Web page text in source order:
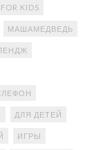
KIDS
МАШАМЕДВЕДЬ
ДЛЯ ДЕТЕЙ
ИГРЫ